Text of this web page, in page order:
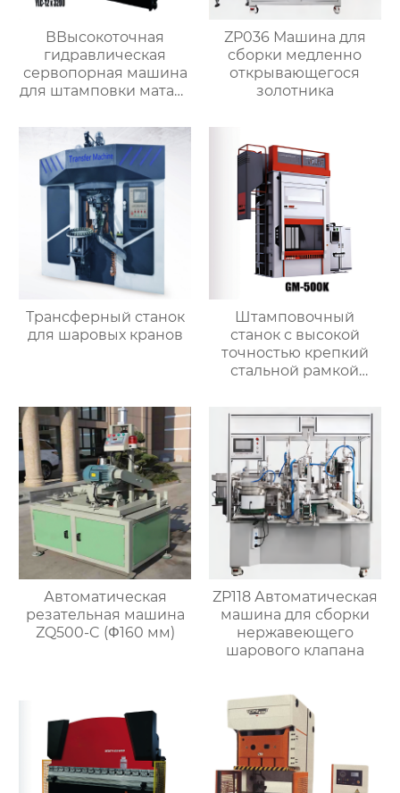
ВВысокоточная
гидравлическая
сервопорная машина
для штамповки матала
ZP036 Машина для
сборки медленно
открывающегося
золотника
Трансферный станок
для шаровых кранов
Штамповочный
станок с высокой
точностью крепкий
стальной рамкой
пуншем умирает
Автоматическая
резательная машина
ZQ500-C (Φ160 мм)
ZP118 Автоматическая
машина для сборки
нержавеющего
шарового клапана